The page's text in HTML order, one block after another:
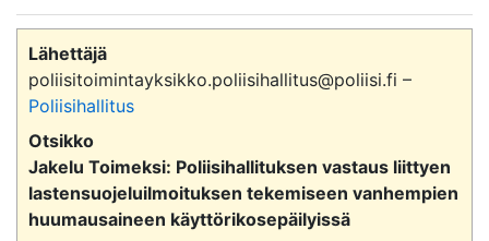
Lähettäjä
poliisitoimintayksikko.poliisihallitus@poliisi.fi –
Poliisihallitus
Otsikko
Jakelu Toimeksi: Poliisihallituksen vastaus liittyen
lastensuojeluilmoituksen tekemiseen vanhempien
huumausaineen käyttörikosepäilyissä